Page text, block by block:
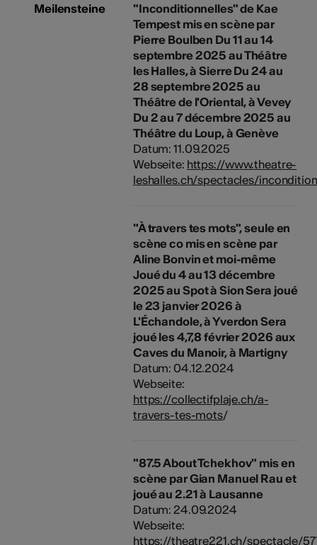
Meilensteine
"Inconditionnelles" de Kae
Tempest mis en scène par
Pierre Boulben Du 11 au 14
septembre 2025 au Théâtre
les Halles, à Sierre Du 24 au
28 septembre 2025 au
Théâtre de l'Oriental, à Vevey
Du 2 au 7 décembre 2025 au
Théâtre du Loup, à Genève
Datum: 11.09.2025
Webseite: https://www.theatre-
leshalles.ch/spectacles/
"À travers tes mots", seule en
scène co mis en scène par
Aline Bonvin et moi-même
Joué du 4 au 13 décembre
2025 au Spot à Sion Sera joué
le 23 janvier 2026 à
L'Échandole, à Yverdon Sera
joué les 4,7,8 février 2026 aux
Caves du Manoir, à Martigny
Datum: 04.12.2024
Webseite:
https://collectifplaje.ch/a-
travers-tes-mots/
"87.5 About Tchekhov" mis en
scène par Gian Manuel Rau et
joué au 2.21 à Lausanne
Datum: 24.09.2024
Webseite:
https://theatre221.ch/spectacle/